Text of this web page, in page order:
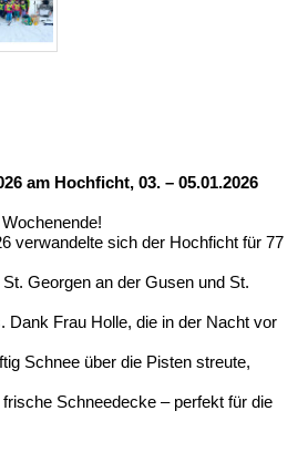
am Hochficht, 03. – 05.01.2026
verwandelte sich der Hochficht für 77
Georgen an der Gusen und St.
Dank Frau Holle, die in der Nacht vor
Schnee über die Pisten streute,
Schneedecke – perfekt für die